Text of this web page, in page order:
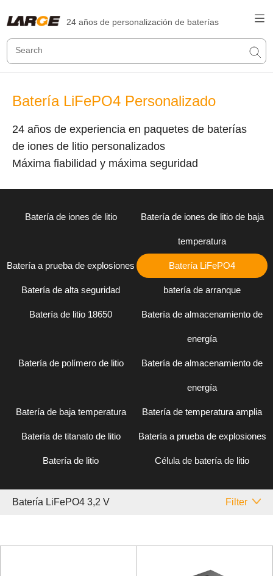
24 años de personalización de baterías
Batería LiFePO4 Personalizado
24 años de experiencia en paquetes de baterías
de iones de litio personalizados
Máxima fiabilidad y máxima seguridad
Batería de iones de litio Batería de iones de litio de baja
temperatura
Batería a prueba de explosiones Batería LiFePO4
Batería de alta seguridad batería de arranque
Batería de litio 18650 Batería de almacenamiento de
energía
Batería de polímero de litio Batería de almacenamiento de
energía
Batería de baja temperatura Batería de temperatura amplia
Batería de titanato de litio Batería a prueba de explosiones
Batería de litio Célula de batería de litio
Batería LiFePO4 3,2 V Filter